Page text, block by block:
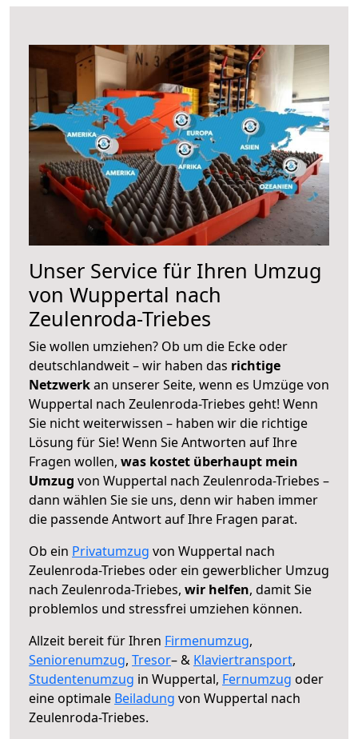
Unser Service für Ihren Umzug
von Wuppertal nach
Zeulenroda-Triebes
Sie wollen umziehen? Ob um die Ecke oder
deutschlandweit – wir haben das richtige
Netzwerkan unserer Seite, wenn es Umzüge von
Wuppertal nach Zeulenroda-Triebes geht! Wenn
Sie nicht weiterwissen – haben wir die richtige
Lösung für Sie! Wenn Sie Antworten auf Ihre
Fragen wollen, was kostet überhaupt mein
Umzug von Wuppertal nach Zeulenroda-Triebes –
dann wählen Sie sie uns, denn wir haben immer
die passende Antwort auf Ihre Fragen parat.
Ob ein Privatumzug von Wuppertal nach
Zeulenroda-Triebes oder ein gewerblicher Umzug
nach Zeulenroda-Triebes, wir helfen, damit Sie
problemlos und stressfrei umziehen können.
Allzeit bereit für Ihren Firmenumzug,
Seniorenumzug, Tresor– & Klaviertransport,
Studentenumzug in Wuppertal, Fernumzug oder
eine optimale Beiladung von Wuppertal nach
Zeulenroda-Triebes.